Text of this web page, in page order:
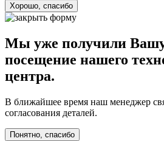
Хорошо, спасибо
Мы уже получили Вашу
посещение нашего
центра.
В ближайшее время наш менеджер
согласования деталей.
Понятно, спасибо